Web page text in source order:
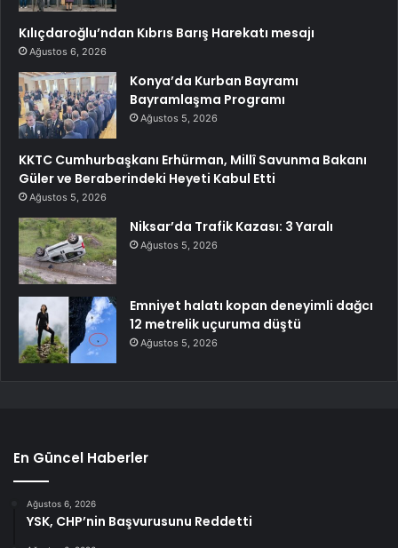
Kılıçdaroğlu’ndan Kıbrıs Barış Harekatı mesajı
Ağustos 6, 2026
Konya’da Kurban Bayramı
Bayramlaşma Programı
Ağustos 5, 2026
KKTC Cumhurbaşkanı Erhürman, Millî Savunma Bakanı
Güler ve Beraberindeki Heyeti Kabul Etti
Ağustos 5, 2026
Niksar’da Trafik Kazası: 3 Yaralı
Ağustos 5, 2026
Emniyet halatı kopan deneyimli dağcı
12 metrelik uçuruma düştü
Ağustos 5, 2026
En Güncel Haberler
Ağustos 6, 2026
YSK, CHP’nin Başvurusunu Reddetti